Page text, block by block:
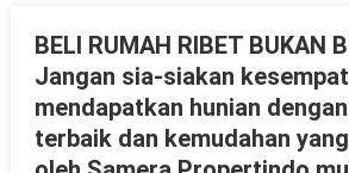
BELI RUMAH RIBET BUKAN
Jangan sia-siakan
mendapatkan hunian
terbaik dan kemudahan